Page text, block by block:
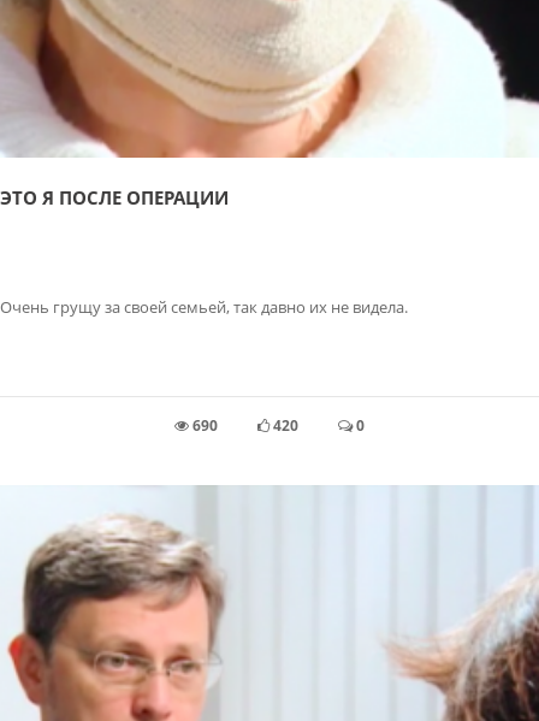
ЭТО Я ПОСЛЕ ОПЕРАЦИИ
Очень грущу за своей семьей, так давно их не видела.
690 420 0